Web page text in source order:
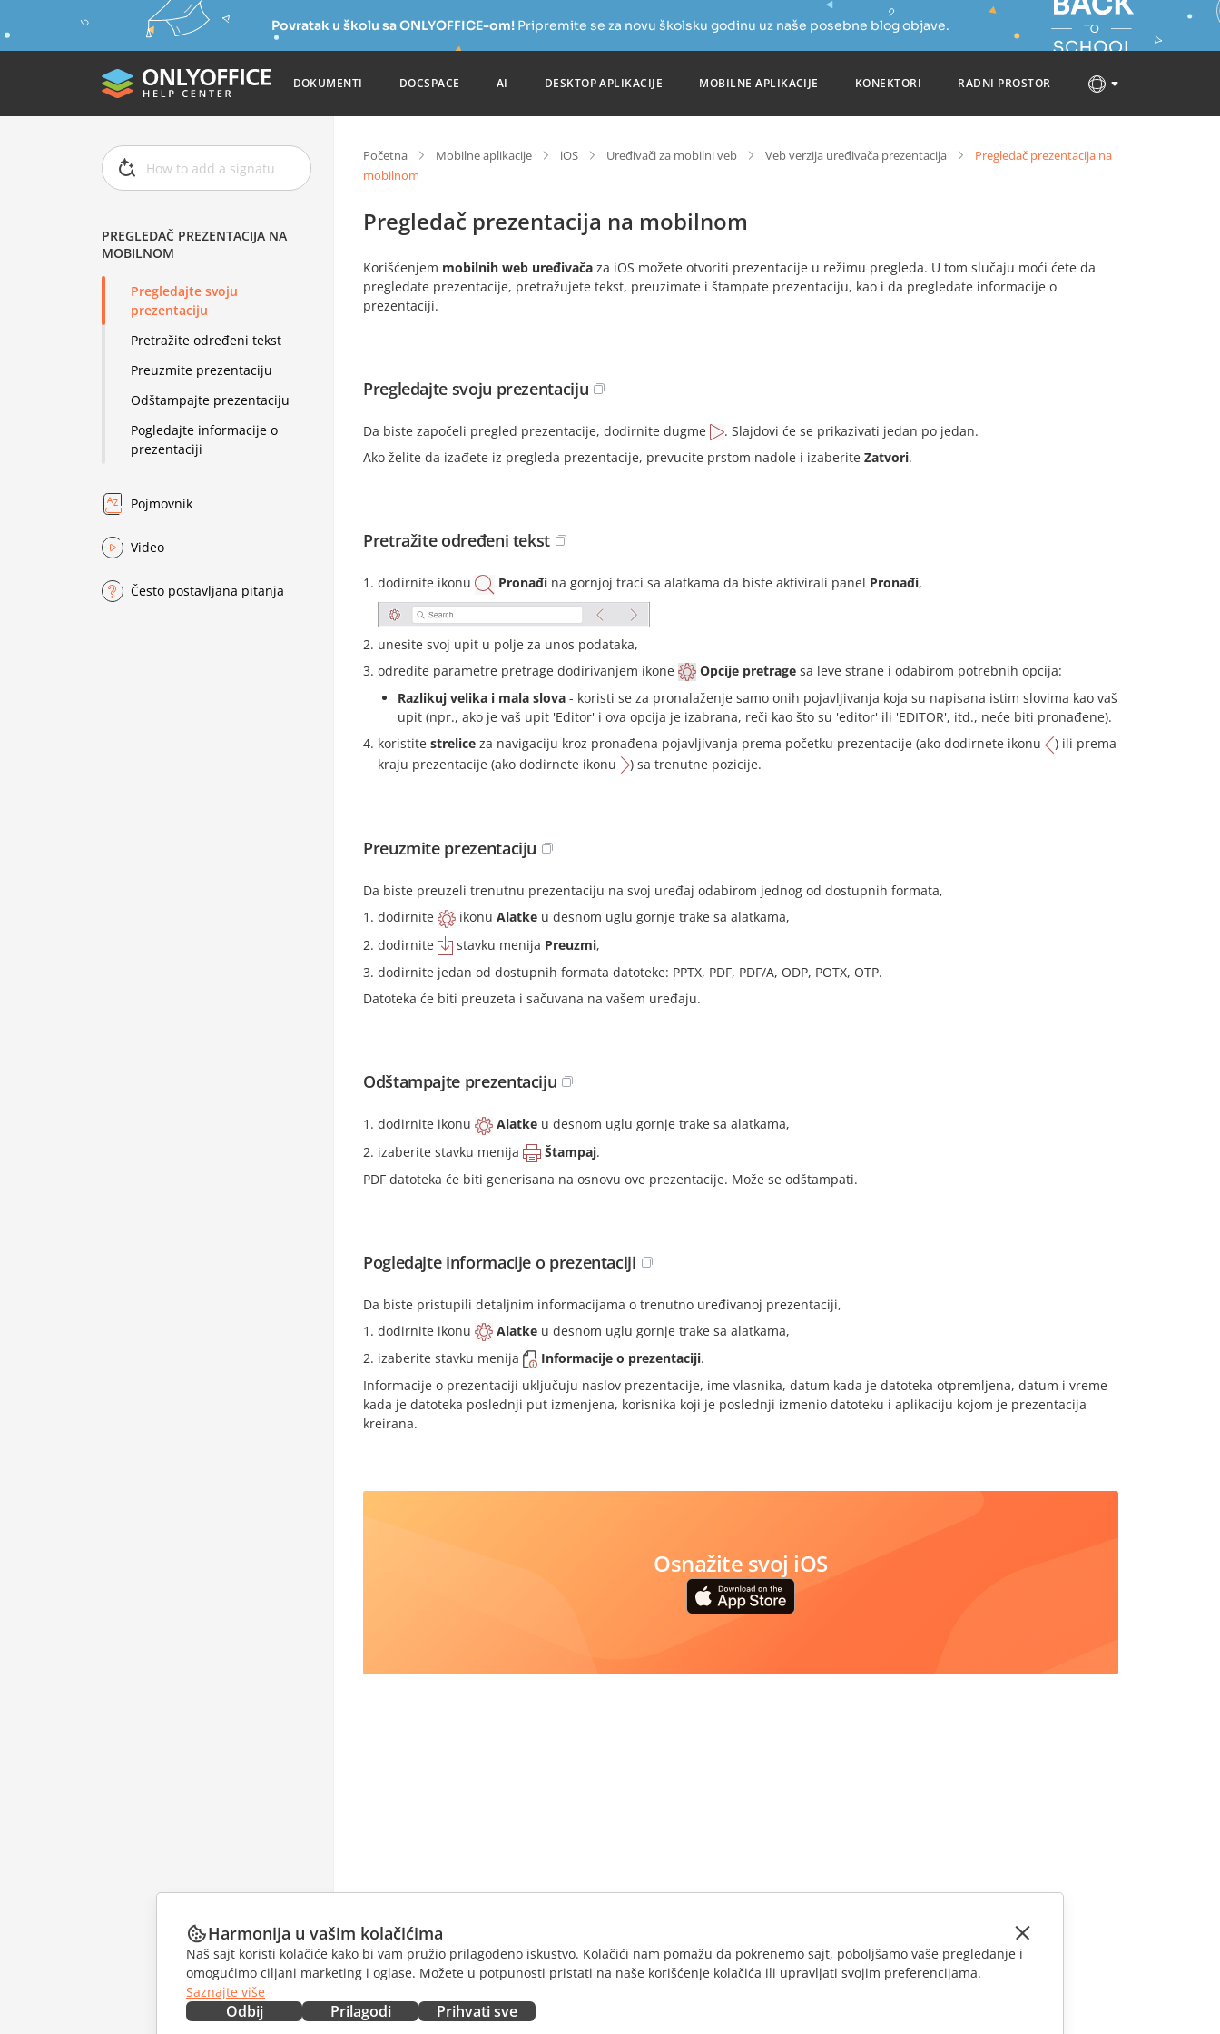
Povratak u školu sa ONLYOFFICE-om!Pripremite se za novu školsku godinu uz naše posebne blog objave.
DOKUMENTI DOCSPACE AI DESKTOP APLIKACIJE MOBILNE APLIKACIJE KONEKTORI RADNI PROSTOR
PREGLEDAČ PREZENTACIJA NA
MOBILNOM
Pregledajte svoju
prezentaciju
Pretražite određeni tekst
Preuzmite prezentaciju
Odštampajte prezentaciju
Pogledajte informacije o
prezentaciji
Pojmovnik
Video
Često postavljana pitanja
Početna Mobilne aplikacije iOS Uređivači za mobilni veb Veb verzija uređivača prezentacija
Pregledač prezentacija na
mobilnom
Pregledač prezentacija na mobilnom
Korišćenjem mobilnih web uređivača za iOS možete otvoriti prezentacije u režimu pregleda. U tom slučaju moći ćete da
pregledate prezentacije, pretražujete tekst, preuzimate i štampate prezentaciju, kao i da pregledate informacije o
prezentaciji.
Pregledajte svoju prezentaciju
Da biste započeli pregled prezentacije, dodirnite dugme
. Slajdovi će se prikazivati jedan po jedan.
Ako želite da izađete iz pregleda prezentacije, prevucite prstom nadole i izaberite Zatvori.
Pretražite određeni tekst
dodirnite ikonu Pronađi na gornjoj traci sa alatkama da biste aktivirali panel Pronađi,
unesite svoj upit u polje za unos podataka,
odredite parametre pretrage dodirivanjem ikone
Opcije pretrage sa leve strane i odabirom potrebnih opcija:
Razlikuj velika i mala slova - koristi se za pronalaženje samo onih pojavljivanja koja su napisana istim slovima kao vaš
upit (npr., ako je vaš upit 'Editor' i ova opcija je izabrana, reči kao što su 'editor' ili 'EDITOR', itd., neće biti pronađene).
koristite strelice za navigaciju kroz pronađena pojavljivanja prema početku prezentacije (ako dodirnete ikonu
) ili prema
kraju prezentacije (ako dodirnete ikonu
) sa trenutne pozicije.
Preuzmite prezentaciju
Da biste preuzeli trenutnu prezentaciju na svoj uređaj odabirom jednog od dostupnih formata,
dodirnite
ikonu Alatke u desnom uglu gornje trake sa alatkama,
dodirnite
stavku menija Preuzmi,
dodirnite jedan od dostupnih formata datoteke: PPTX, PDF, PDF/A, ODP, POTX, OTP.
Datoteka će biti preuzeta i sačuvana na vašem uređaju.
Odštampajte prezentaciju
dodirnite ikonu Alatke u desnom uglu gornje trake sa alatkama,
izaberite stavku menija
Štampaj.
PDF datoteka će biti generisana na osnovu ove prezentacije. Može se odštampati.
Pogledajte informacije o prezentaciji
Da biste pristupili detaljnim informacijama o trenutno uređivanoj prezentaciji,
dodirnite ikonu
Alatke u desnom uglu gornje trake sa alatkama,
izaberite stavku menija
Informacije o prezentaciji.
Informacije o prezentaciji uključuju naslov prezentacije, ime vlasnika, datum kada je datoteka otpremljena, datum i vreme
kada je datoteka poslednji put izmenjena, korisnika koji je poslednji izmenio datoteku i aplikaciju kojom je prezentacija
kreirana.
Osnažite svoj iOS
Harmonija u vašim kolačićima
Naš sajt koristi kolačiće kako bi vam pružio prilagođeno iskustvo. Kolačići nam pomažu da pokrenemo sajt, poboljšamo vaše pregledanje i
omogućimo ciljani marketing i oglase. Možete u potpunosti pristati na naše korišćenje kolačića ili upravljati svojim preferencijama.
Saznajte više
Odbij Prilagodi Prihvati sve